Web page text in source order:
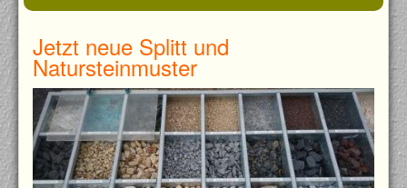
Jetzt neue Splitt und
Natursteinmuster